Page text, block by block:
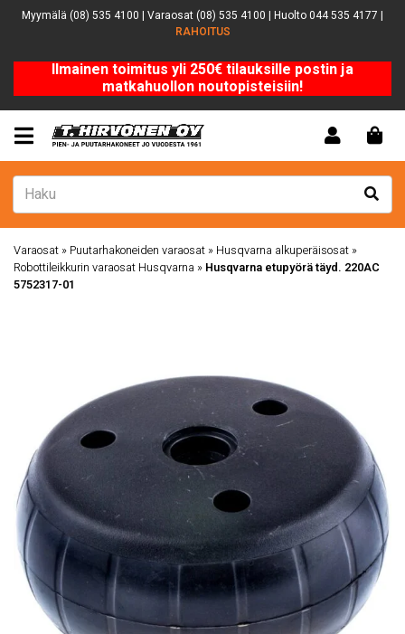
Myymälä (08) 535 4100 | Varaosat (08) 535 4100 | Huolto 044 535 4177 |
RAHOITUS
Ilmainen toimitus yli 250€ tilauksille postin ja
matkahuollon noutopisteisiin!
Varaosat » Puutarhakoneiden varaosat » Husqvarna alkuperäisosat »
Robottileikkurin varaosat Husqvarna » Husqvarna etupyörä täyd. 220AC
5752317-01